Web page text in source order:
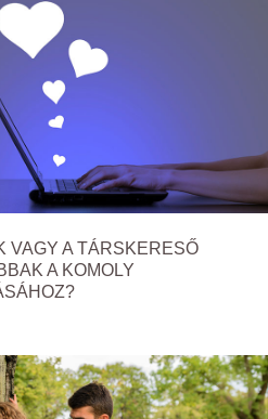
VAGY A TÁRSKERESŐ
A KOMOLY